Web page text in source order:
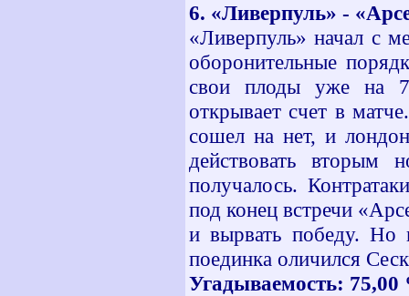
6. «Ливерпуль» -
«Ливерпуль» начал с
оборонительные
свои плоды уже на 7
открывает счет в
сошел на нет, и
действовать
получалось.
под конец встречи
и вырвать победу. Но
поединка оличился
Угадываемость: 75,00